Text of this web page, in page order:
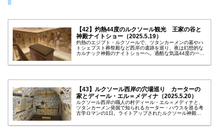
【42】灼熱44度のルクソール観光 王家の谷と
神殿ナイトショー（2025.5.19）
灼熱のエジプト・ルクソールで、ツタンカーメンの墓やハ
トシェプスト葬祭殿など西岸の遺跡を巡り、夜は幻想的な
カルナック神殿のナイトショーへ。過酷な気温44度の一日
【43】ルクソール西岸の穴場巡り カーターの
家とディール・エル＝メディナ（2025.5.20）
ルクソール西岸の職人の村ディール・エル＝メディナと、
ツタンカーメン発掘で知られるカーター・ハウスを巡る考
古学ロマンの1日。ライトアップされたルクソール神殿の